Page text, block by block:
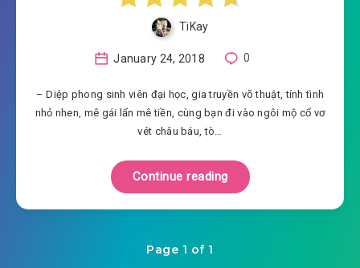
TiKay
January 24, 2018 0
– Diệp phong sinh viên đại học, gia truyền võ thuật, tính tình
nhỏ nhen, mê gái lẩn mê tiền, cùng bạn đi vào ngôi mộ cổ vơ
vét châu báu, tò…
Continue reading
Page 1 of 1